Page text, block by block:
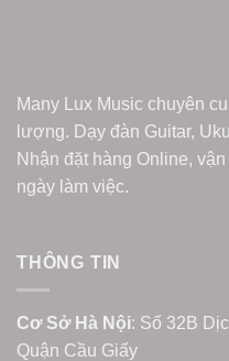
Many Lux Music chuyên
lượng. Dạy đàn Guitar,
Nhận đặt hàng Online,
ngày làm việc.
THÔNG TIN
Cơ Sở Hà Nội: Số 32B
Quận Cầu Giấy